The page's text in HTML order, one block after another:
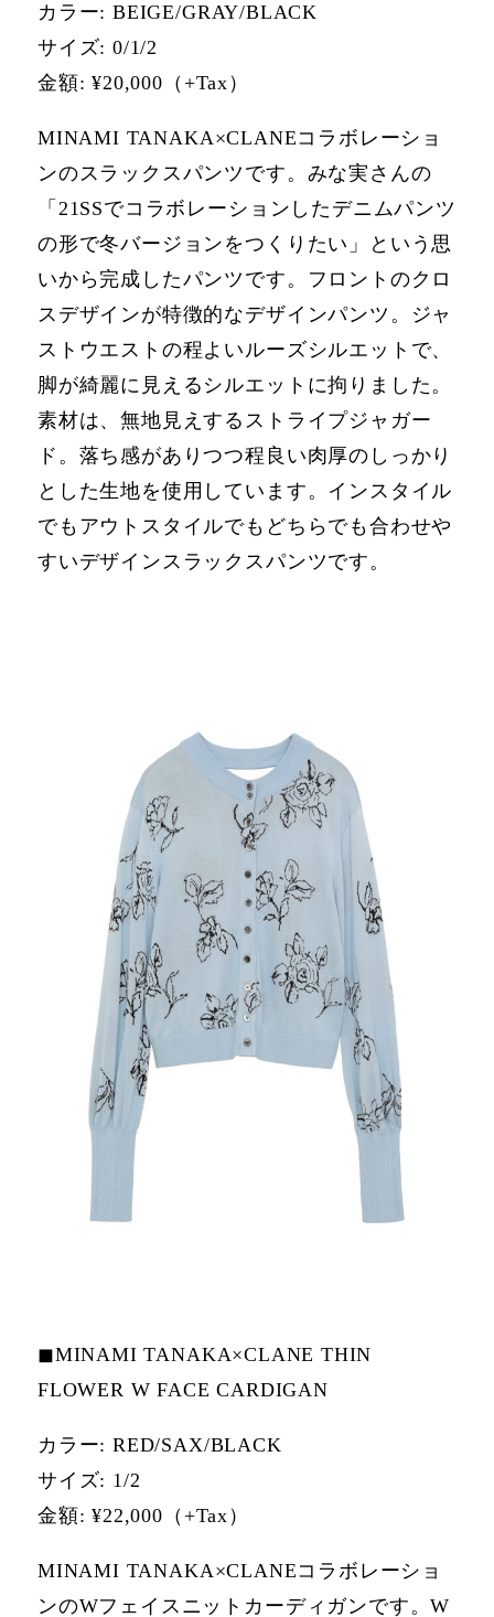
カラー: BEIGE/GRAY/BLACK
サイズ: 0/1/2
⾦額: ¥20,000（+Tax）
MINAMI TANAKA×CLANEコラボレーショ
ンのスラックスパンツです。みな実さんの
「21SSでコラボレーションしたデニムパンツ
の形で冬バージョンをつくりたい」という思
いから完成したパンツです。フロントのクロ
スデザインが特徴的なデザインパンツ。ジャ
ストウエストの程よいルーズシルエットで、
脚が綺麗に⾒えるシルエットに拘りました。
素材は、無地⾒えするストライプジャガー
ド。落ち感がありつつ程良い⾁厚のしっかり
とした⽣地を使⽤しています。インスタイル
でもアウトスタイルでもどちらでも合わせや
すいデザインスラックスパンツです。
◼MINAMI TANAKA×CLANE THIN
FLOWER W FACE CARDIGAN
カラー: RED/SAX/BLACK
サイズ: 1/2
⾦額: ¥22,000（+Tax）
MINAMI TANAKA×CLANEコラボレーショ
ンのWフェイスニットカーディガンです。W